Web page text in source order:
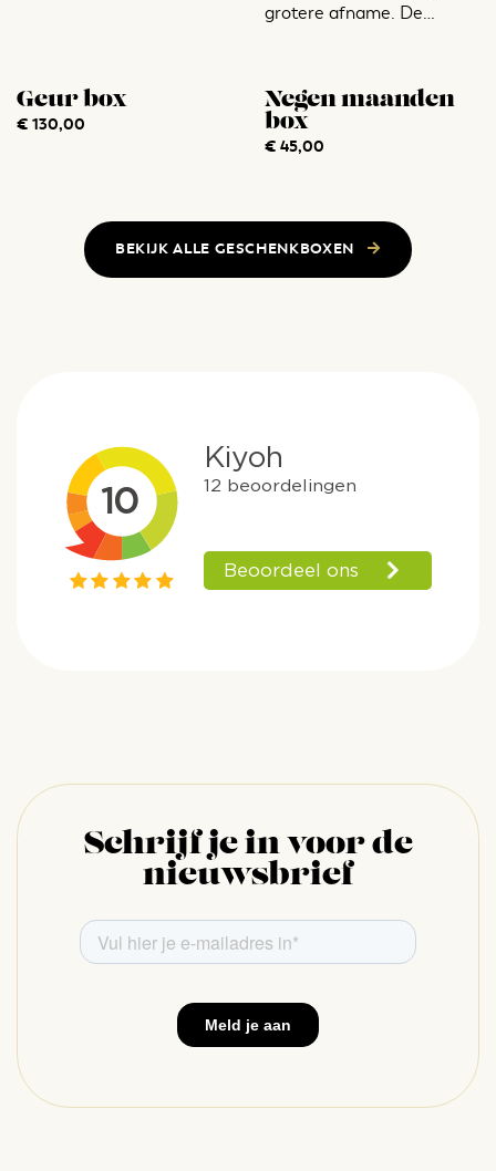
grotere afname. De
contactaanvraag. Vraag
vrijblijvend een voorstel
aan …
Geur box
€ 130,00
Negen maanden
box
€ 45,00
BEKIJK ALLE GESCHENKBOXEN
Schrijf je in voor de
nieuwsbrief